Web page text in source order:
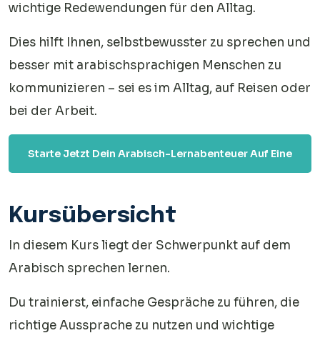
wichtige Redewendungen für den Alltag.
Dies hilft Ihnen, selbstbewusster zu sprechen und
besser mit arabischsprachigen Menschen zu
kommunizieren – sei es im Alltag, auf Reisen oder
bei der Arbeit.
Starte Jetzt Dein Arabisch-Lernabenteuer Auf Eine
Kursübersicht
In diesem Kurs liegt der Schwerpunkt auf dem
Arabisch sprechen lernen.
Du trainierst, einfache Gespräche zu führen, die
richtige Aussprache zu nutzen und wichtige